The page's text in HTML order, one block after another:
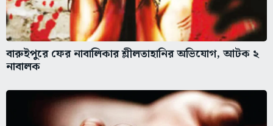
বারুইপুরে ফের নাবালিকার শ্লীলতাহানির অভিযোগ, আটক ২
নাবালক